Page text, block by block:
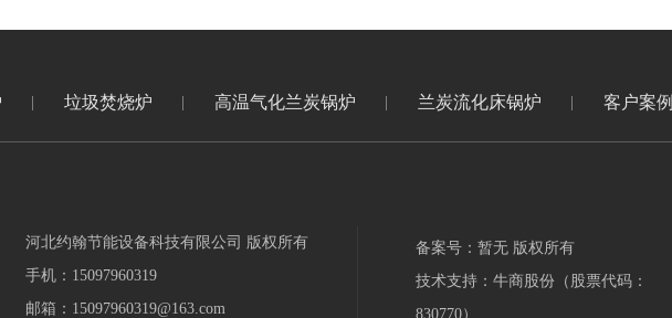
垃圾焚烧炉 高温气化兰炭锅炉 兰炭流化床锅炉 客户案例
河北约翰节能设备科技有限公司 版权所有
手机：15097960319
邮箱：15097960319@163.com
备案号：暂无 版权所有
技术支持：牛商股份（股票代码：
830770）